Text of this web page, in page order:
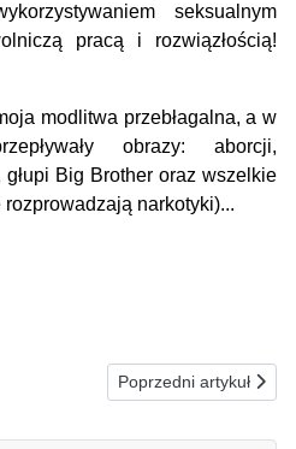
seksualnym
pracą i rozwiązłością!
modlitwa przebłagalna, a w
obrazy: aborcji,
Big Brother oraz wszelkie
narkotyki)...
ZA UCHRONIONYCH OD
Następna strona:
Poprzedni artykuł